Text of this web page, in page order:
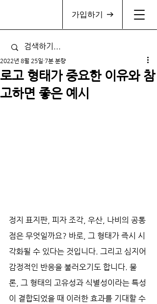
가입하기
로고 형태가 중요한 이유와 참
고하면 좋은 예시
2022년 8월 25일 7분 분량
정지 표지판, 피자 조각, 우산, 나비의 공통
점은 무엇일까요? 바로, 그 형태가 즉시 시
각화될 수 있다는 것입니다. 그리고 심지어
감정적인 반응을 불러오기도 합니다. 물
론, 그 형태의 고유성과 식별성이라는 특성
이 결합되었을 때 이러한 효과를 기대할 수